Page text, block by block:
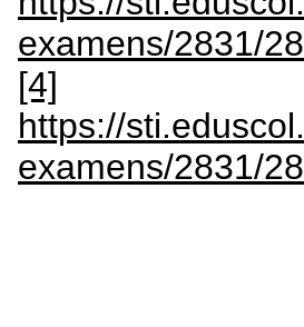
examens/2831/
[4]
https://
examens/2831/